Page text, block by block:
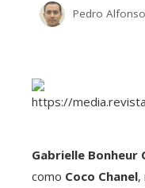
Pedro
Gabrielle Bonheur
como Coco Chanel,